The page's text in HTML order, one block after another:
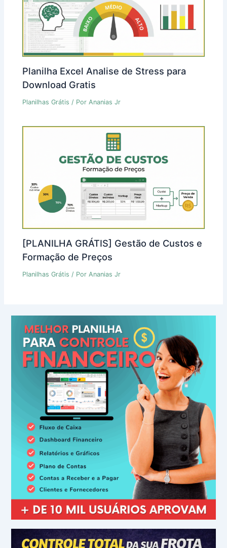
Planilha Excel Analise de Stress para
Download Gratis
Planilhas Grátis / PorAnanias Jr
[PLANILHA GRÁTIS] Gestão de Custos e
Formação de Preços
Planilhas Grátis / PorAnanias Jr